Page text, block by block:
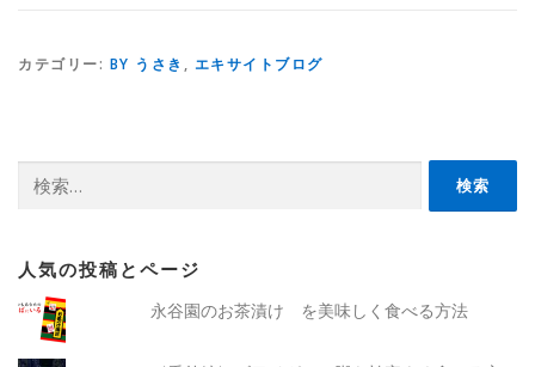
カテゴリー: BY うさき , エキサイトブログ
索:
人気の投稿とページ
永谷園のお茶漬け を美味しく食べる方法